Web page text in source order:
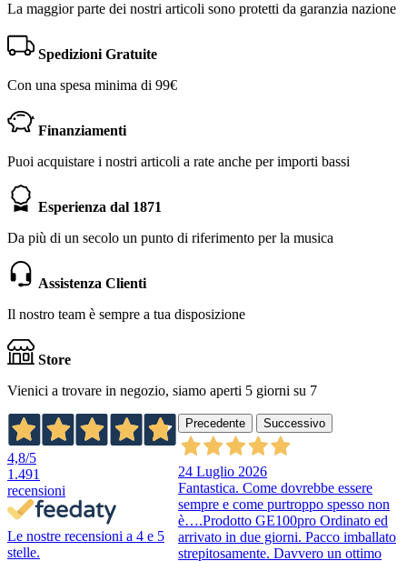
La maggior parte dei nostri articoli sono protetti da garanzia nazione
Spedizioni Gratuite
Con una spesa minima di 99€
Finanziamenti
Puoi acquistare i nostri articoli a rate anche per importi bassi
Esperienza dal 1871
Da più di un secolo un punto di riferimento per la musica
Assistenza Clienti
Il nostro team è sempre a tua disposizione
Store
Vienici a trovare in negozio, siamo aperti 5 giorni su 7
4,8/5
1.491
recensioni
Le nostre recensioni a 4 e 5
stelle.
Precedente Successivo
24 Luglio 2026
Fantastica. Come dovrebbe essere
sempre e come purtroppo spesso non
è….Prodotto GE100pro Ordinato ed
arrivato in due giorni. Pacco imballato
strepitosamente. Davvero un ottimo